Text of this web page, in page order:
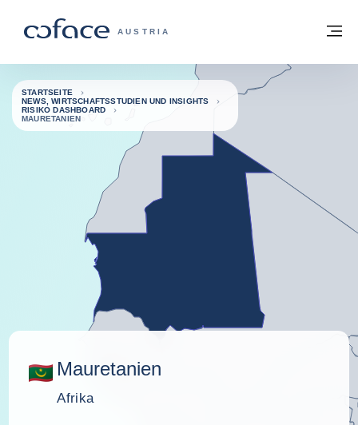
COFACE FOR TRADE - WEBSEITE DER
AUSTRIA
Zurück zur Startseite
STARTSEITE
NEWS, WIRTSCHAFTSSTUDIEN UND INSIGHTS
RISIKO DASHBOARD
MAURETANIEN
Mauretanien
Afrika